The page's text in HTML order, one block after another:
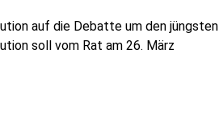
auf die Debatte um den jüngsten
soll vom Rat am 26. März